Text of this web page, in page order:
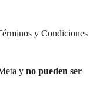
y Condiciones
y no pueden ser